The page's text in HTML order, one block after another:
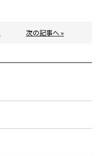
次の記事へ »